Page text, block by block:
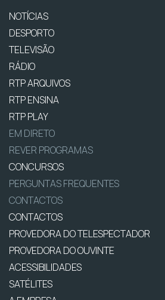
NOTÍCIAS
DESPORTO
TELEVISÃO
RÁDIO
RTP ARQUIVOS
RTP ENSINA
RTP PLAY
EM DIRETO
REVER PROGRAMAS
CONCURSOS
PERGUNTAS FREQUENTES
CONTACTOS
CONTACTOS
PROVEDORA DO TELESPECTADOR
PROVEDORA DO OUVINTE
ACESSIBILIDADES
SATÉLITES